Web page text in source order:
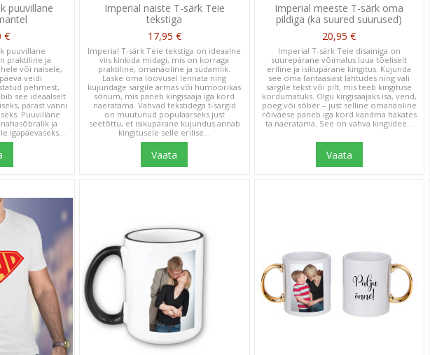
puuvillane
€
puuvillane
praktiline ja
või naisele,
veidi
pehmest,
see ideaalselt
pärast vanni
Puuvillane
ja
igapäevaseks...
Imperial naiste T-särk Teie
tekstiga
17,95 €
Imperial T-särk Teie tekstiga on ideaalne
viis kinkida midagi, mis on korraga
praktiline, omanäoline ja südamlik.
Laske oma loovusel lennata ning
kujundage särgile armas või humoorikas
sõnum, mis paneb kingisaaja iga kord
naeratama. Vahvad tekstidega t-särgid
on muutunud populaarseks just
seetõttu, et isikupärane kujundus annab
kingitusele selle erilise...
Vaata
Imperial meeste T-särk oma
pildiga (ka suured suurused)
20,95 €
Imperial T-särk Teie disainiga on
suurepärane võimalus luua tõeliselt
eriline ja isikupärane kingitus. Kujunda
see oma fantaasiast lähtudes ning vali
särgile tekst või pilt, mis teeb kingituse
kordumatuks. Olgu kingisaajaks isa, vend,
poeg või sõber – just selline omanäoline
rõivaese paneb iga kord kandma hakates
ta naeratama. See on vahva kingiidee...
Vaata